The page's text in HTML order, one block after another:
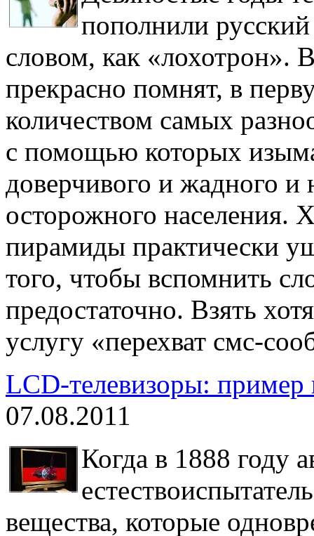
пополнили
словом, как «лохотрон».
прекрасно помнят, в
количеством самых
с помощью которых
доверчивого и жадного
осторожного населения.
пирамиды практически
того, чтобы вспомнить
предостаточно. Взять
услугу «перехват смс-
LCD-телевизоры: пример
07.08.2011
Когда в 1888 году
вещества, которые